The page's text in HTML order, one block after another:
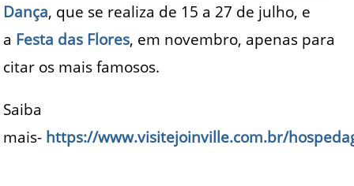
Dança, que se realiza de 15 a 27 de julho, e
a Festa das Flores, em novembro, apenas para
citar os mais famosos.
Saiba
mais- https://www.visitejoinville.com.br/